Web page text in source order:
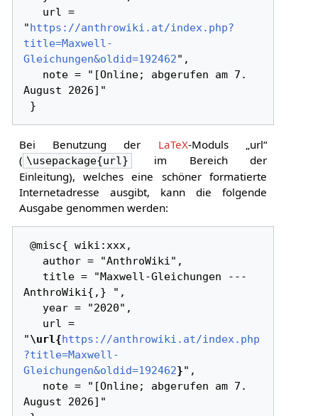
"https://anthrowiki.at/index.php?
title=Maxwell-
Gleichungen&oldid=192462",
August 2026]"
Bei Benutzung der LaTeX-Moduls „url“
( \usepackage{url}
im Bereich der
Einleitung), welches eine schöner formatierte
Internetadresse ausgibt, kann die folgende
Ausgabe genommen werden:
@misc{ wiki:xxx,
AnthroWiki{,} ",
"\url{https://anthrowiki.at/index.php
?title=Maxwell-
Gleichungen&oldid=192462}",
August 2026]"